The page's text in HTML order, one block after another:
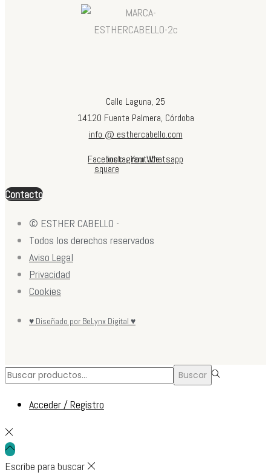
Calle Laguna, 25
14120 Fuente Palmera, Córdoba
info @ esthercabello.com
Facebook-
square
InstagramYoutubeWhatsapp
Contacto
© ESTHER CABELLO -
Todos los derechos reservados
Aviso Legal
Privacidad
Cookies
♥ Diseñado por BeLynx Digital ♥
Búsqueda
Buscar
Acceder / Registro
Escribe para buscar